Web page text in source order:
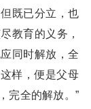
既已分立，也
教育的义务，
同时解放，全
样，便是父母
完全的解放。”